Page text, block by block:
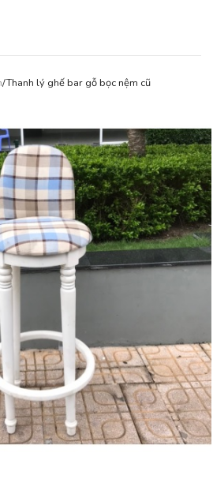
/Thanh lý ghế bar gỗ bọc nệm cũ